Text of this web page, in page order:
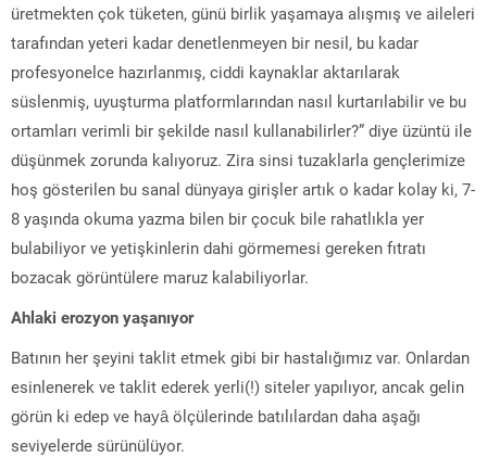
üretmekten çok tüketen, günü birlik yaşamaya alışmış ve aileleri
tarafından yeteri kadar denetlenmeyen bir nesil, bu kadar
profesyonelce hazırlanmış, ciddi kaynaklar aktarılarak
süslenmiş, uyuşturma platformlarından nasıl kurtarılabilir ve bu
ortamları verimli bir şekilde nasıl kullanabilirler?” diye üzüntü ile
düşünmek zorunda kalıyoruz. Zira sinsi tuzaklarla gençlerimize
hoş gösterilen bu sanal dünyaya girişler artık o kadar kolay ki, 7-
8 yaşında okuma yazma bilen bir çocuk bile rahatlıkla yer
bulabiliyor ve yetişkinlerin dahi görmemesi gereken fıtratı
bozacak görüntülere maruz kalabiliyorlar.
Ahlaki erozyon yaşanıyor
Batının her şeyini taklit etmek gibi bir hastalığımız var. Onlardan
esinlenerek ve taklit ederek yerli(!) siteler yapılıyor, ancak gelin
görün ki edep ve hayâ ölçülerinde batılılardan daha aşağı
seviyelerde sürünülüyor.